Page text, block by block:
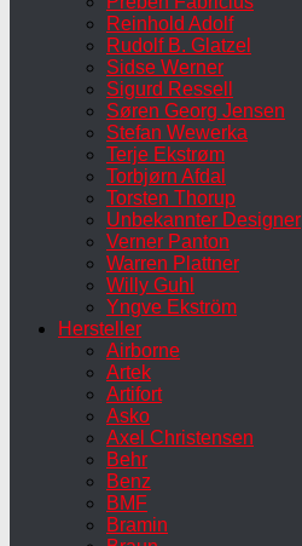
Reinhold Adolf
Rudolf B. Glatzel
Sidse Werner
Sigurd Ressell
Søren Georg Jensen
Stefan Wewerka
Terje Ekstrøm
Torbjørn Afdal
Torsten Thorup
Unbekannter Designer
Verner Panton
Warren Plattner
Willy Guhl
Yngve Ekström
Hersteller
Airborne
Artek
Artifort
Asko
Axel Christensen
Behr
Benz
BMF
Bramin